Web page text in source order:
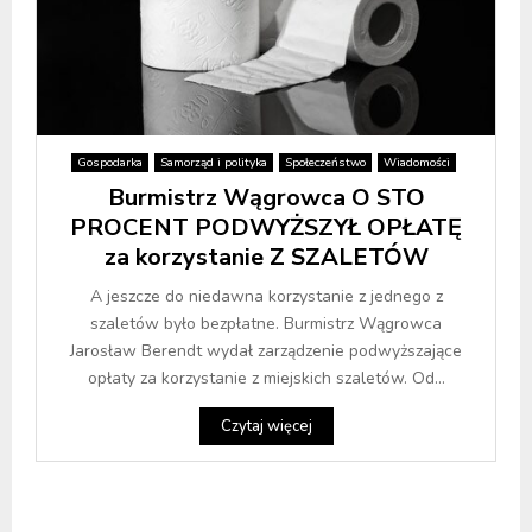
Gospodarka Samorząd i polityka Społeczeństwo Wiadomości
Burmistrz Wągrowca O STO
PROCENT PODWYŻSZYŁ OPŁATĘ
za korzystanie Z SZALETÓW
A jeszcze do niedawna korzystanie z jednego z
szaletów było bezpłatne. Burmistrz Wągrowca
Jarosław Berendt wydał zarządzenie podwyższające
opłaty za korzystanie z miejskich szaletów. Od...
Czytaj więcej